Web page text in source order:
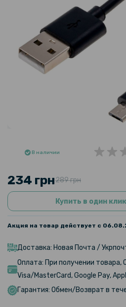
В наличии
234 грн289 грн
Купить в один клик
Акция на товар действует с
Доставка: Новая Почта /
Оплата: При получении товара,
Visa/MasterCard, Google Pay,
Гарантия: Обмен/Возврат в